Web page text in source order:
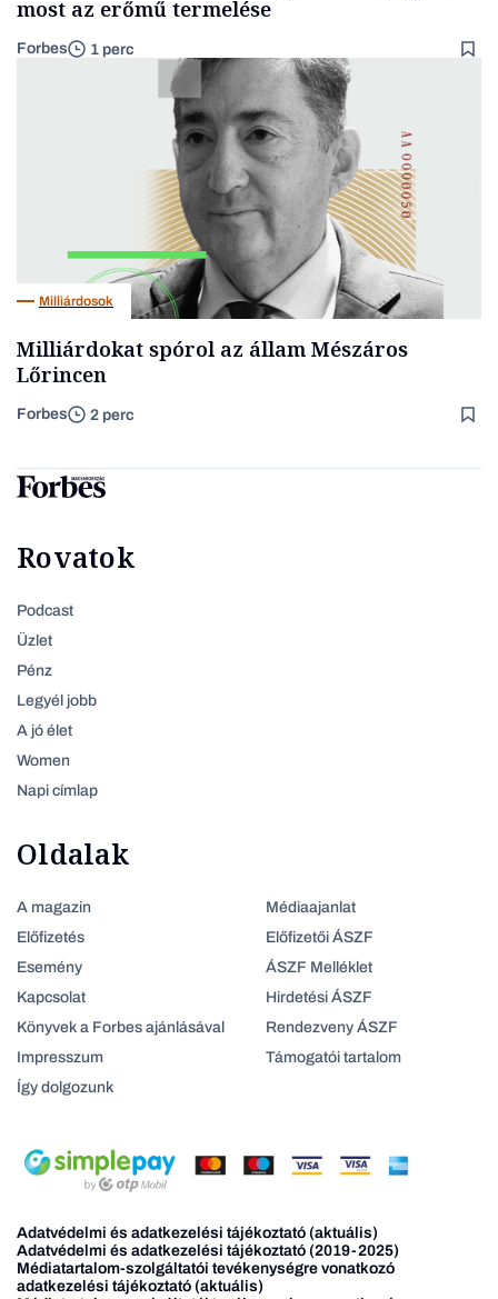
most az erőmű termelése
Forbes 1 perc
Milliárdosok
Milliárdokat spórol az állam Mészáros
Lőrincen
Forbes 2 perc
Rovatok
Podcast
Üzlet
Pénz
Legyél jobb
A jó élet
Women
Napi címlap
Oldalak
A magazin
Előfizetés
Esemény
Kapcsolat
Könyvek a Forbes ajánlásával
Impresszum
Így dolgozunk
Médiaajanlat
Előfizetői ÁSZF
ÁSZF Melléklet
Hirdetési ÁSZF
Rendezveny ÁSZF
Támogatói tartalom
Adatvédelmi és adatkezelési tájékoztató (aktuális)
Adatvédelmi és adatkezelési tájékoztató (2019-2025)
Médiatartalom-szolgáltatói tevékenységre vonatkozó
adatkezelési tájékoztató (aktuális)